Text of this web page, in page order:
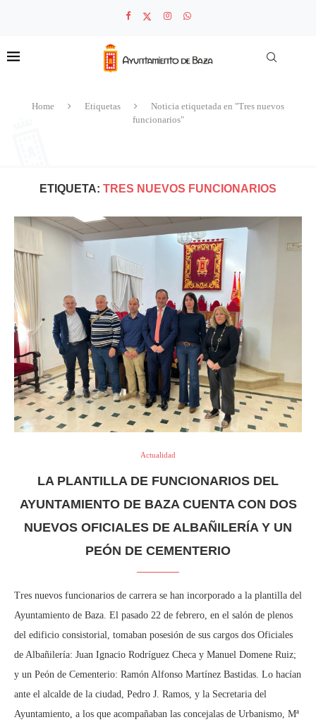
Home Etiquetas
Noticia etiquetada en "Tres nuevos
funcionarios"
ETIQUETA: TRES NUEVOS FUNCIONARIOS
Actualidad
LA PLANTILLA DE FUNCIONARIOS DEL
AYUNTAMIENTO DE BAZA CUENTA CON DOS
NUEVOS OFICIALES DE ALBAÑILERÍA Y UN
PEÓN DE CEMENTERIO
Tres nuevos funcionarios de carrera se han incorporado a la plantilla del
Ayuntamiento de Baza. El pasado 22 de febrero, en el salón de plenos
del edificio consistorial, tomaban posesión de sus cargos dos Oficiales
de Albañilería: Juan Ignacio Rodríguez Checa y Manuel Domene Ruiz;
y un Peón de Cementerio: Ramón Alfonso Martínez Bastidas. Lo hacían
ante el alcalde de la ciudad, Pedro J. Ramos, y la Secretaria del
Ayuntamiento, a los que acompañaban las concejalas de Urbanismo, Mª